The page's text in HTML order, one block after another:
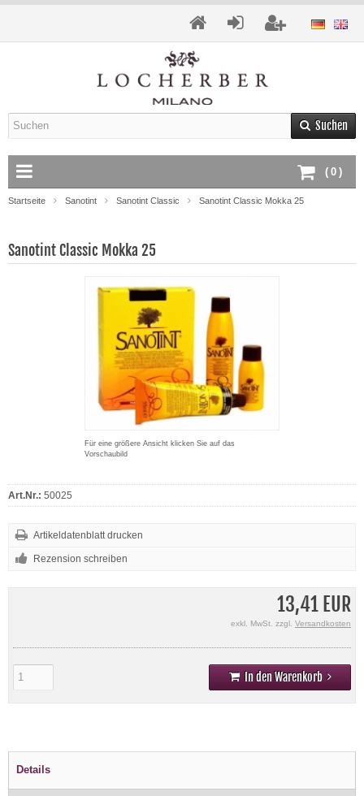
Suchen
( 0 )
Startseite Sanotint Sanotint Classic Sanotint Classic Mokka 25
Sanotint Classic Mokka 25
Für eine größere Ansicht klicken Sie auf das
Vorschaubild
Art.Nr.: 50025
Artikeldatenblatt drucken
Rezension schreiben
13,41 EUR
exkl. MwSt. zzgl. Versandkosten
In den Warenkorb
Details